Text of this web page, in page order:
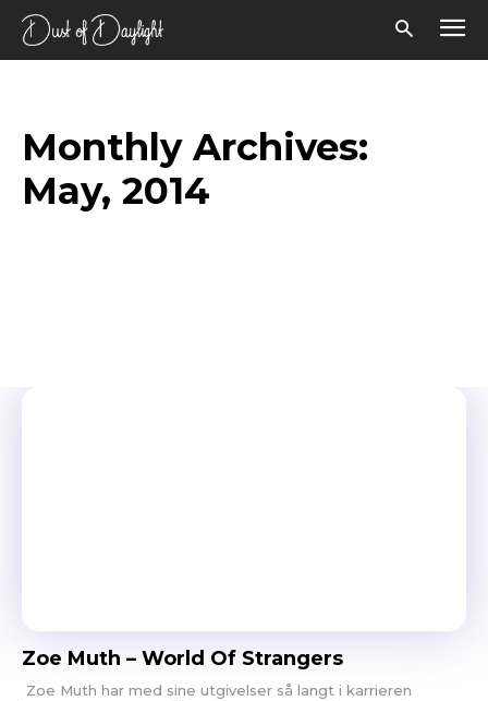
Monthly Archives:
May, 2014
Zoe Muth – World Of Strangers
Zoe Muth har med sine utgivelser så langt i karrieren